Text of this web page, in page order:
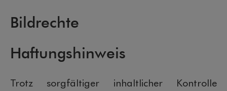
Bildrechte
Haftungshinweis
Trotz sorgfältiger inhaltlicher Kontrolle